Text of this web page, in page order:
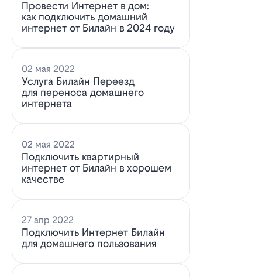
Провести Интернет в дом:
как подключить домашний
интернет от Билайн в 2024 году
02 мая 2022
Услуга Билайн Переезд
для переноса домашнего
интернета
02 мая 2022
Подключить квартирный
интернет от Билайн в хорошем
качестве
27 апр 2022
Подключить Интернет Билайн
для домашнего пользования